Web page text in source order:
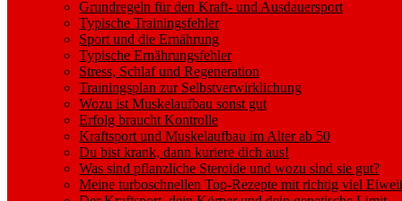
sub
menu
Grundregeln für den Kraft- und Ausdauersport
Typische Trainingsfehler
Sport und die Ernährung
Typische Ernährungsfehler
Stress, Schlaf und Regeneration
Trainingsplan zur Selbstverwirklichung
Wozu ist Muskelaufbau sonst gut
Erfolg braucht Kontrolle
Kraftsport und Muskelaufbau im Alter ab 50
Du bist krank, dann kuriere dich aus!
Was sind pflanzliche Steroide und wozu sind sie gut?
Meine turboschnellen Top-Rezepte mit richtig viel